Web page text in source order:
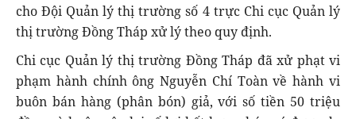
cho Đội Quản lý thị trường số 4 trực Chi cục Quản lý
thị trường Đồng Tháp xử lý theo quy định.
Chi cục Quản lý thị trường Đồng Tháp đã xử phạt vi
phạm hành chính ông Nguyễn Chí Toàn về hành vi
buôn bán hàng (phân bón) giả, với số tiền 50 triệu